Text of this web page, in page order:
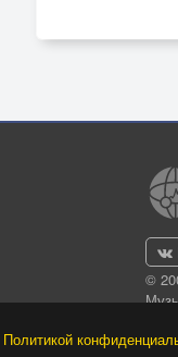
Политикой
©